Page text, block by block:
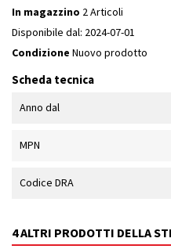
In magazzino 2 Articoli
Disponibile dal: 2024-07-01
Condizione Nuovo prodotto
Scheda tecnica
Anno dal
MPN
Codice DRA
4 ALTRI PRODOTTI DELLA